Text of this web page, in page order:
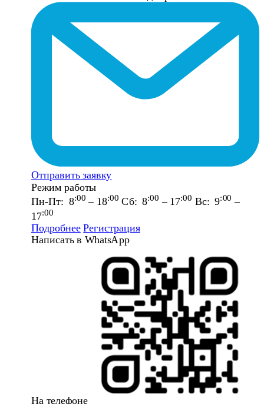
Отправить заявку
Режим работы
Пн-Пт: 8:00 – 18:00 Сб: 8:00 – 17:00 Вс: 9:00 –
17:00
Подробнее Регистрация
Написать в WhatsApp
На телефоне